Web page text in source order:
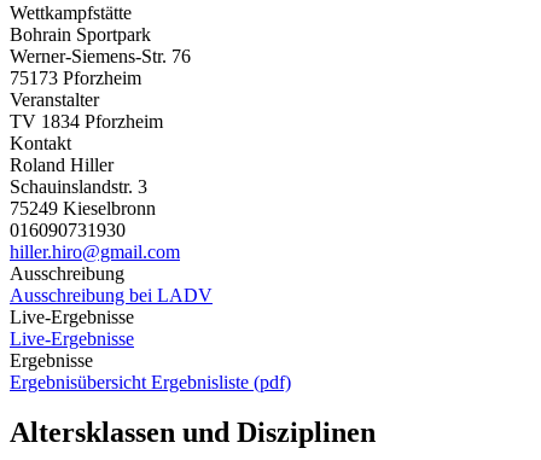
Wettkampfstätte
Bohrain Sportpark
Werner-Siemens-Str. 76
75173 Pforzheim
Veranstalter
TV 1834 Pforzheim
Kontakt
Roland Hiller
Schauinslandstr. 3
75249 Kieselbronn
016090731930
hiller.hiro@gmail.com
Ausschreibung
Ausschreibung bei LADV
Live-Ergebnisse
Live-Ergebnisse
Ergebnisse
Ergebnisübersicht Ergebnisliste (pdf)
Altersklassen und Disziplinen